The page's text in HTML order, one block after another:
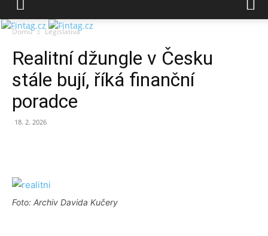
Domů Legislativa
Realitní džungle v Česku
stále bují, říká finanční
poradce
18. 2. 2026
Foto: Archiv Davida Kučery